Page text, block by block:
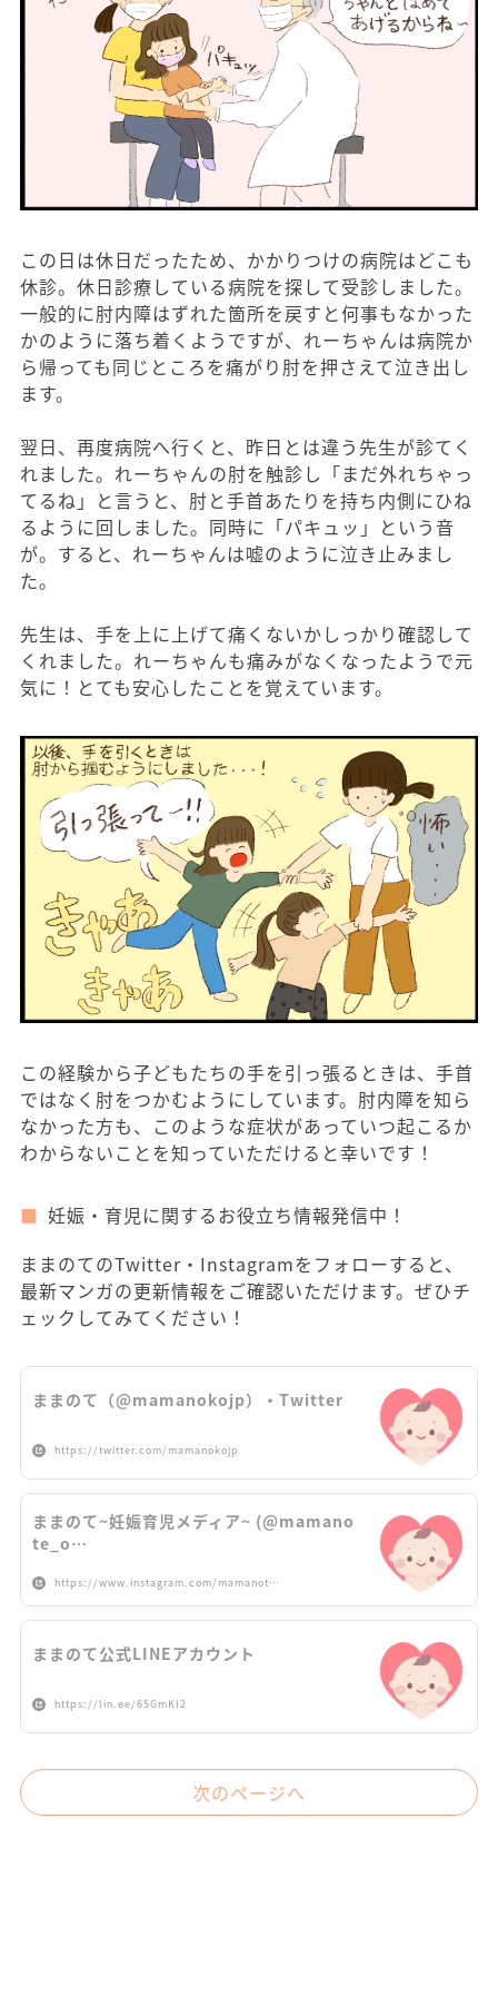
この日は休日だったため、かかりつけの病院はどこも
休診。休日診療している病院を探して受診しました。
一般的に肘内障はずれた箇所を戻すと何事もなかった
かのように落ち着くようですが、れーちゃんは病院か
ら帰っても同じところを痛がり肘を押さえて泣き出し
ます。
翌日、再度病院へ行くと、昨日とは違う先生が診てく
れました。れーちゃんの肘を触診し「まだ外れちゃっ
てるね」と言うと、肘と手首あたりを持ち内側にひね
るように回しました。同時に「パキュッ」という音
が。すると、れーちゃんは嘘のように泣き止みまし
た。
先生は、手を上に上げて痛くないかしっかり確認して
くれました。れーちゃんも痛みがなくなったようで元
気に！とても安心したことを覚えています。
この経験から子どもたちの手を引っ張るときは、手首
ではなく肘をつかむようにしています。肘内障を知ら
なかった方も、このような症状があっていつ起こるか
わからないことを知っていただけると幸いです！
妊娠・育児に関するお役立ち情報発信中！
ままのてのTwitter・Instagramをフォローすると、
最新マンガの更新情報をご確認いただけます。ぜひチ
ェックしてみてください！
ままのて（@mamanokojp）・Twitter
https://twitter.com/mamanokojp
ままのて~妊娠育児メディア~ (@mamano
te_o…
https://www.instagram.com/mamanot…
ままのて公式LINEアカウント
https://lin.ee/65GmKl2
次のページへ